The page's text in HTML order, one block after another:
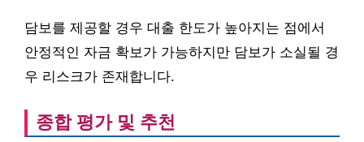
담보를 제공할 경우 대출 한도가 높아지는 점에서
안정적인 자금 확보가 가능하지만 담보가 소실될 경
우 리스크가 존재합니다.
종합 평가 및 추천